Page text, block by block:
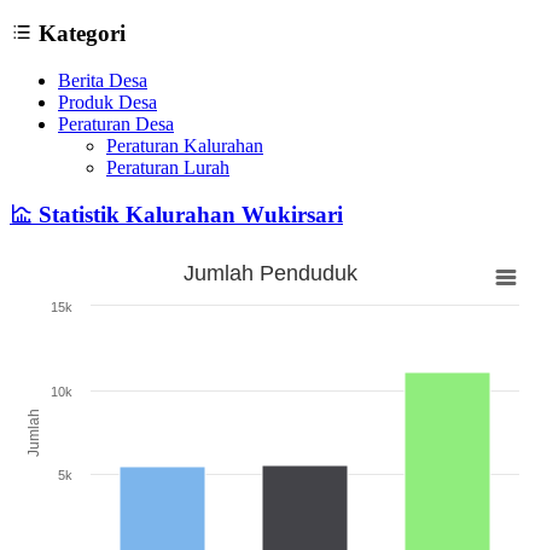
Kategori
Berita Desa
Produk Desa
Peraturan Desa
Peraturan Kalurahan
Peraturan Lurah
Statistik Kalurahan Wukirsari
The chart has 1 Y axis displaying Jumlah. Range: 0 to 15000.
Jumlah
Jumlah Penduduk
5k
10k
15k